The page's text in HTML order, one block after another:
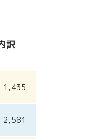
訳
1,435
2,581